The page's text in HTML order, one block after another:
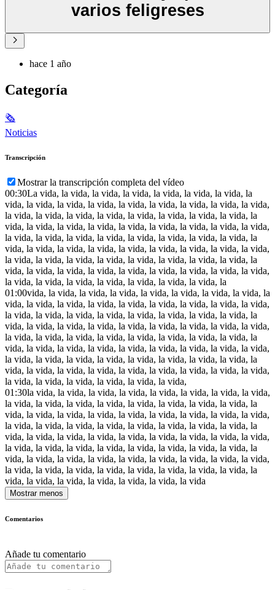
varios feligreses
hace 1 año
Categoría
🗞
Noticias
Transcripción
Mostrar la transcripción completa del vídeo
00:30La vida, la vida, la vida, la vida, la vida, la vida, la vida, la
vida, la vida, la vida, la vida, la vida, la vida, la vida, la vida, la vida,
la vida, la vida, la vida, la vida, la vida, la vida, la vida, la vida, la
vida, la vida, la vida, la vida, la vida, la vida, la vida, la vida, la vida,
la vida, la vida, la vida, la vida, la vida, la vida, la vida, la vida, la
vida, la vida, la vida, la vida, la vida, la vida, la vida, la vida, la vida,
la vida, la vida, la vida, la vida, la vida, la vida, la vida, la vida, la
vida, la vida, la vida, la vida, la vida, la vida, la vida, la vida, la vida,
la vida, la vida, la vida, la vida, la vida, la vida, la vida, la
01:00vida, la vida, la vida, la vida, la vida, la vida, la vida, la vida, la
vida, la vida, la vida, la vida, la vida, la vida, la vida, la vida, la vida,
la vida, la vida, la vida, la vida, la vida, la vida, la vida, la vida, la
vida, la vida, la vida, la vida, la vida, la vida, la vida, la vida, la vida,
la vida, la vida, la vida, la vida, la vida, la vida, la vida, la vida, la
vida, la vida, la vida, la vida, la vida, la vida, la vida, la vida, la vida,
la vida, la vida, la vida, la vida, la vida, la vida, la vida, la vida, la
vida, la vida, la vida, la vida, la vida, la vida, la vida, la vida, la vida,
la vida, la vida, la vida, la vida, la vida, la vida,
01:30la vida, la vida, la vida, la vida, la vida, la vida, la vida, la vida,
la vida, la vida, la vida, la vida, la vida, la vida, la vida, la vida, la
vida, la vida, la vida, la vida, la vida, la vida, la vida, la vida, la vida,
la vida, la vida, la vida, la vida, la vida, la vida, la vida, la vida, la
vida, la vida, la vida, la vida, la vida, la vida, la vida, la vida, la vida,
la vida, la vida, la vida, la vida, la vida, la vida, la vida, la vida, la
vida, la vida, la vida, la vida, la vida, la vida, la vida, la vida, la vida,
la vida, la vida, la vida, la vida, la vida, la vida, la vida, la vida, la
vida, la vida, la vida, la vida, la vida, la vida, la vida
Mostrar menos
Comentarios
Añade tu comentario